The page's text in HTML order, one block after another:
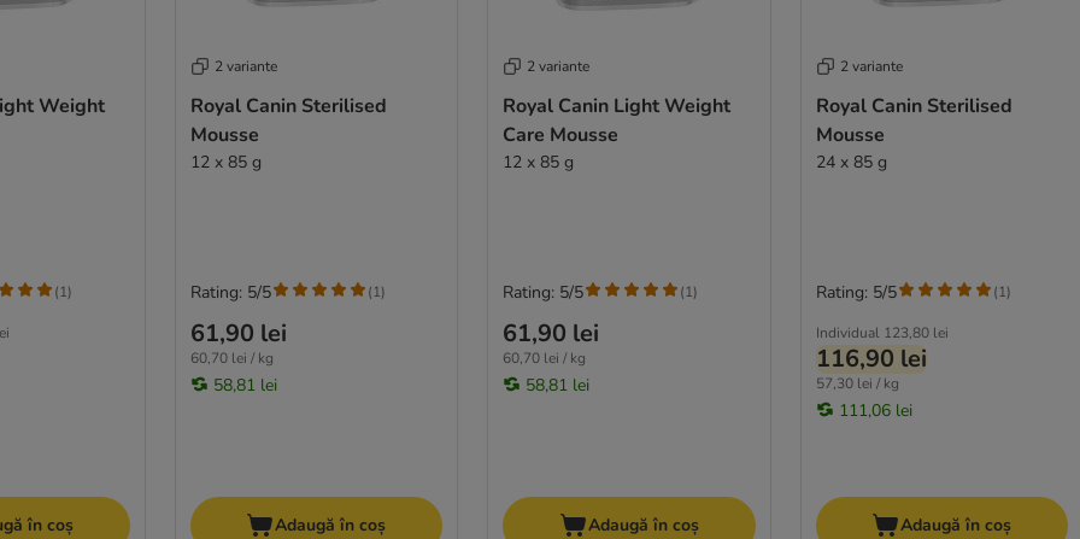
Weight
(1)
în coș
2 variante
Royal Canin Sterilised
Mousse
12 x 85 g
61,90 lei
60,70 lei / kg
58,81 lei
Rating: 5/5 (1)
Adaugă în coș
2 variante
Royal Canin Light Weight
Care Mousse
12 x 85 g
61,90 lei
60,70 lei / kg
58,81 lei
Rating: 5/5 (1)
Adaugă în coș
2 variante
Royal Canin Sterilised
Mousse
24 x 85 g
Individual 123,80 lei
116,90 lei
57,30 lei / kg
111,06 lei
Rating: 5/5 (1)
Adaugă în coș